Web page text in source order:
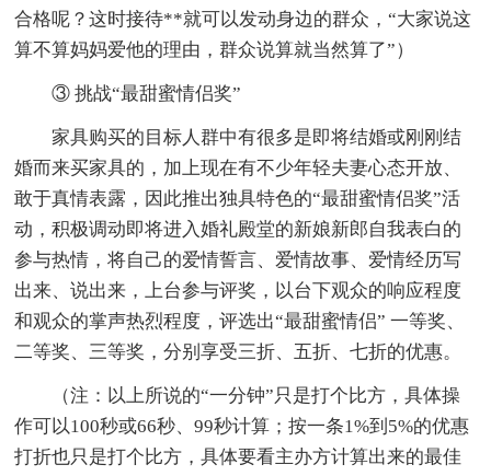
合格呢？这时接待**就可以发动身边的群众，“大家说这
算不算妈妈爱他的理由，群众说算就当然算了”）
③ 挑战“最甜蜜情侣奖”
家具购买的目标人群中有很多是即将结婚或刚刚结
婚而来买家具的，加上现在有不少年轻夫妻心态开放、
敢于真情表露，因此推出独具特色的“最甜蜜情侣奖”活
动，积极调动即将进入婚礼殿堂的新娘新郎自我表白的
参与热情，将自己的爱情誓言、爱情故事、爱情经历写
出来、说出来，上台参与评奖，以台下观众的响应程度
和观众的掌声热烈程度，评选出“最甜蜜情侣” 一等奖、
二等奖、三等奖，分别享受三折、五折、七折的优惠。
（注：以上所说的“一分钟”只是打个比方，具体操
作可以100秒或66秒、99秒计算；按一条1%到5%的优惠
打折也只是打个比方，具体要看主办方计算出来的最佳